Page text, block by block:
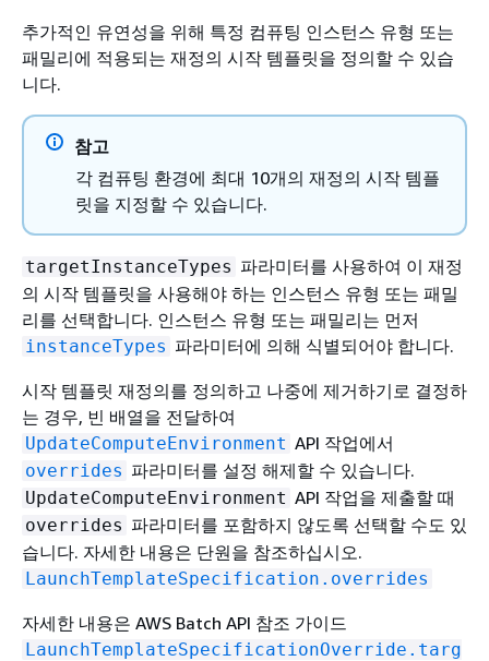
추가적인 유연성을 위해 특정 컴퓨팅 인스턴스 유형 또는
패밀리에 적용되는 재정의 시작 템플릿을 정의할 수 있습
니다.
참고
각 컴퓨팅 환경에 최대 10개의 재정의 시작 템플
릿을 지정할 수 있습니다.
targetInstanceTypes 파라미터를 사용하여 이 재정
의 시작 템플릿을 사용해야 하는 인스턴스 유형 또는 패밀
리를 선택합니다. 인스턴스 유형 또는 패밀리는 먼저
instanceTypes 파라미터에 의해 식별되어야 합니다.
시작 템플릿 재정의를 정의하고 나중에 제거하기로 결정하
는 경우, 빈 배열을 전달하여
UpdateComputeEnvironment API 작업에서
overrides 파라미터를 설정 해제할 수 있습니다.
UpdateComputeEnvironment API 작업을 제출할 때
overrides 파라미터를 포함하지 않도록 선택할 수도 있
습니다. 자세한 내용은 단원을 참조하십시오.
LaunchTemplateSpecification.overrides
자세한 내용은 AWS Batch API 참조 가이드
LaunchTemplateSpecificationOverride.targ